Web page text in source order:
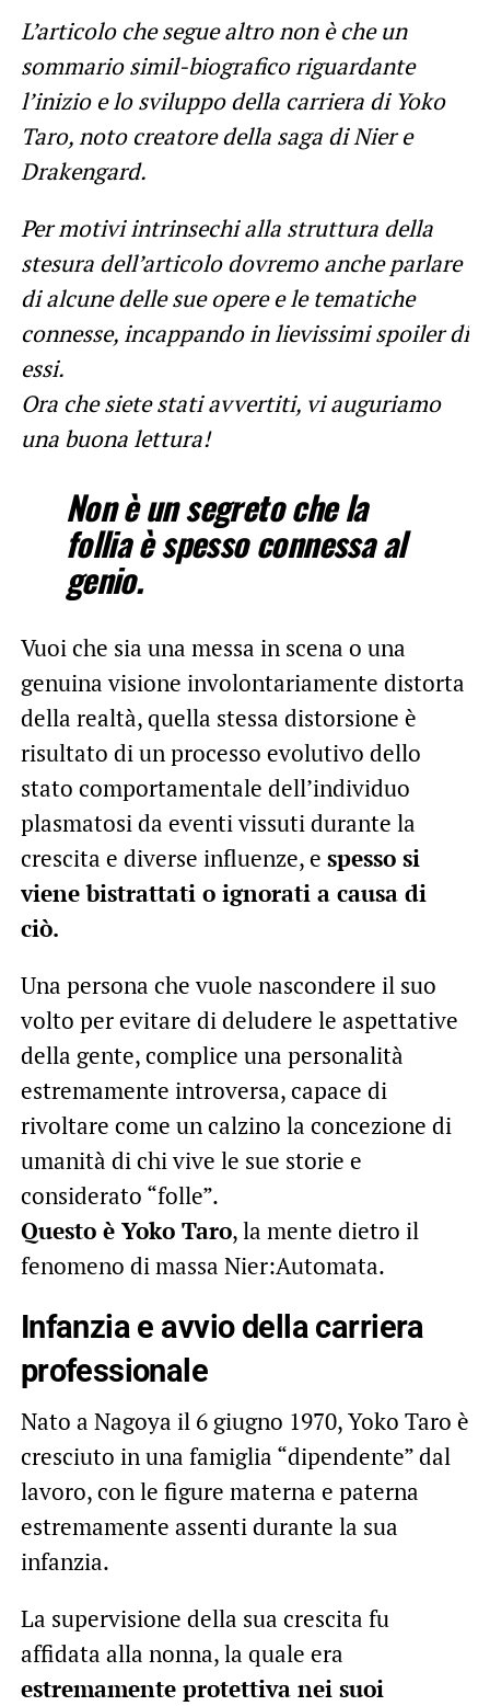
L’articolo che segue altro non è che un
sommario simil-biografico riguardante
l’inizio e lo sviluppo della carriera di Yoko
Taro, noto creatore della saga di Nier e
Drakengard.
Per motivi intrinsechi alla struttura della
stesura dell’articolo dovremo anche parlare
di alcune delle sue opere e le tematiche
connesse, incappando in lievissimi spoiler di
essi.
Ora che siete stati avvertiti, vi auguriamo
una buona lettura!
Non è un segreto che la
follia è spesso connessa al
genio.
Vuoi che sia una messa in scena o una
genuina visione involontariamente distorta
della realtà, quella stessa distorsione è
risultato di un processo evolutivo dello
stato comportamentale dell’individuo
plasmatosi da eventi vissuti durante la
crescita e diverse influenze, e spesso si
viene bistrattati o ignorati a causa di
ciò.
Una persona che vuole nascondere il suo
volto per evitare di deludere le aspettative
della gente, complice una personalità
estremamente introversa, capace di
rivoltare come un calzino la concezione di
umanità di chi vive le sue storie e
considerato “folle”.
Questo è Yoko Taro, la mente dietro il
fenomeno di massa Nier:Automata.
Infanzia e avvio della carriera
professionale
Nato a Nagoya il 6 giugno 1970, Yoko Taro è
cresciuto in una famiglia “dipendente” dal
lavoro, con le figure materna e paterna
estremamente assenti durante la sua
infanzia.
La supervisione della sua crescita fu
affidata alla nonna, la quale era
estremamente protettiva nei suoi